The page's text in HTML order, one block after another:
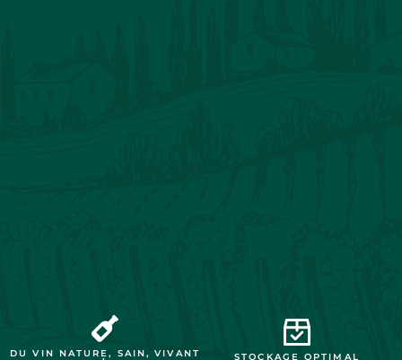
DU VIN NATURE, SAIN, VIVANT STOCKAGE OPTIMAL